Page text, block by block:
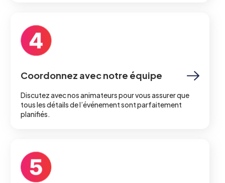
Coordonnez avec notre équipe
Discutez avec nos animateurs pour vous assurer que
tous les détails de l’événement sont parfaitement
planifiés.